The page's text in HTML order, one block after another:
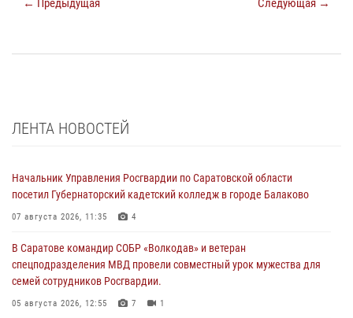
← Предыдущая Следующая →
ЛЕНТА НОВОСТЕЙ
Начальник Управления Росгвардии по Саратовской области
посетил Губернаторский кадетский колледж в городе Балаково
07 августа 2026, 11:35 4
В Саратове командир СОБР «Волкодав» и ветеран
спецподразделения МВД провели совместный урок мужества для
семей сотрудников Росгвардии.
05 августа 2026, 12:55 7 1